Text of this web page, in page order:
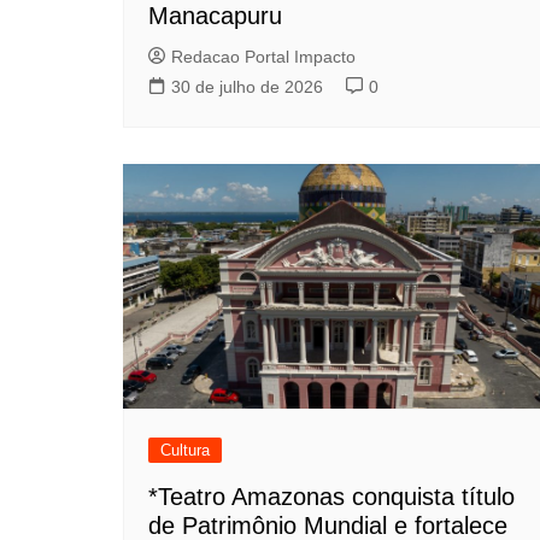
Manacapuru
Redacao Portal Impacto
30 de julho de 2026
0
Cultura
*Teatro Amazonas conquista título
de Patrimônio Mundial e fortalece